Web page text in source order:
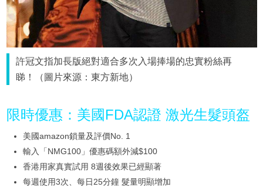
許冠文指加長版絕對適合多次入場捧場的忠實粉絲再
睇！（圖片來源：東方新地）
限時優惠：美國FDA認證 激光生髮頭盔
美國amazon鎖量及評價No. 1
輸入「NMG100」優惠碼額外減$100
香港用家真實試用 8週後效果已經顯著
每週使用3次、每日25分鐘 髮量明顯增加